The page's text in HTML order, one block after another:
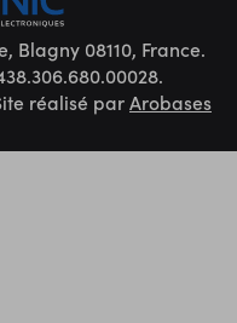
Blagny 08110, France.
réalisé parArobases